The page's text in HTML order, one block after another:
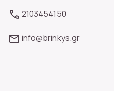
2103454150
info@brinkys.gr